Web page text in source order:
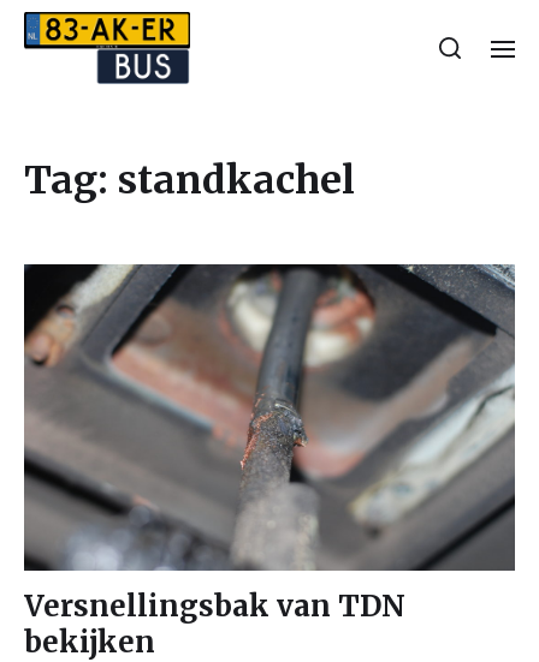
Tag: standkachel
Versnellingsbak van TDN
bekijken